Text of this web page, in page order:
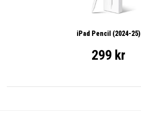
iPad Pencil (2024-25)
299 kr